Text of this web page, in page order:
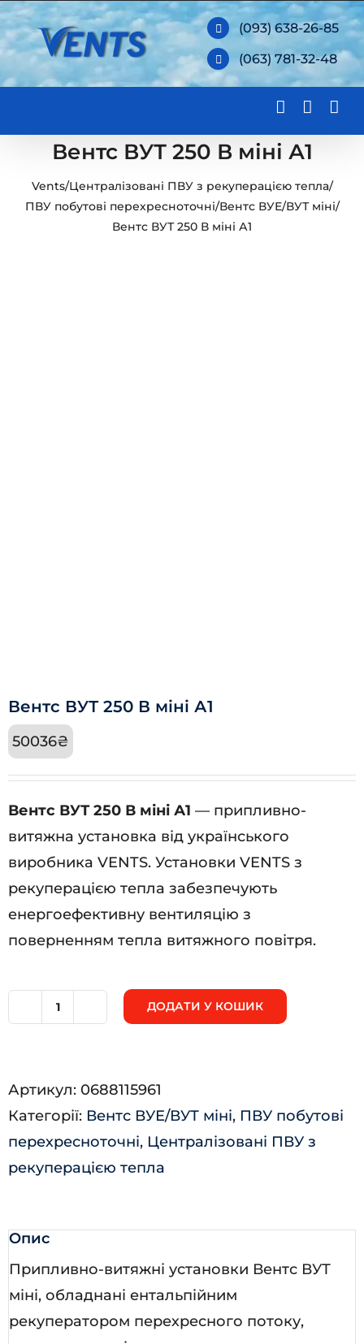
Skip
to
content
(093) 638-26-85
(063) 781-32-48
Вентс ВУТ 250 В міні А1
Vents/Централізовані ПВУ з рекуперацією тепла/
ПВУ побутові перехресноточні/Вентс ВУЕ/ВУТ міні/
Вентс ВУТ 250 В міні А1
Вентс ВУТ 250 В міні А1
50036₴
Вентс ВУТ 250 В міні А1 — припливно-
витяжна установка від українського
виробника VENTS. Установки VENTS з
рекуперацією тепла забезпечують
енергоефективну вентиляцію з
поверненням тепла витяжного повітря.
В
міні
А1
кількість
ДОДАТИ У КОШИК
Артикул: 0688115961
Категорії: Вентс ВУЕ/ВУТ міні, ПВУ побутові
перехресноточні, Централізовані ПВУ з
рекуперацією тепла
Опис
Припливно-витяжні установки Вентс ВУТ
міні, обладнані ентальпійним
рекуператором перехресного потоку,